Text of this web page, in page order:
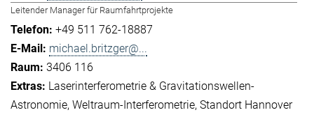
Leitender Manager für Raumfahrtprojekte
+49 511 762-18887
michael.britzger@...
3406 116
Laserinterferometrie & Gravitationswellen-
Astronomie Weltraum-Interferometrie Standort Hannover